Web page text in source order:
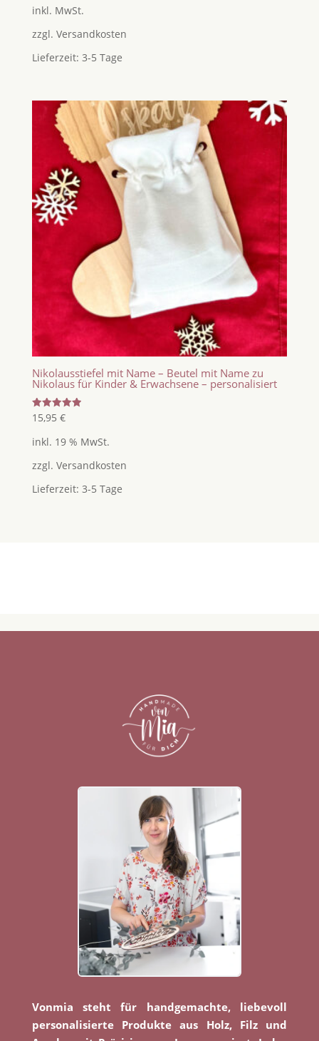
von 5
inkl. MwSt.
zzgl. Versandkosten
Lieferzeit: 3-5 Tage
Nikolausstiefel mit Name – Beutel mit Name zu
Nikolaus für Kinder & Erwachsene – personalisiert
Bewertet
mit
von 5
15,95 €
inkl. 19 % MwSt.
zzgl. Versandkosten
Lieferzeit: 3-5 Tage
Vonmia steht für handgemachte, liebevoll
personalisierte Produkte aus Holz, Filz und